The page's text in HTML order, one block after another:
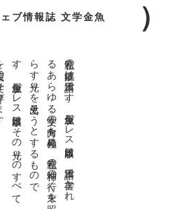
ブ情報誌 文学金魚
私達の
故郷は
日本語で
す
。
金魚屋プ
レ
ス
日本版は
、
日本語で
書か
れ
る
あ
ら
ゆ
る
文学の
方向を
見極め
、
私達の
精神の
行く
末を
照
ら
す
光り
を
見出そ
う
と
す
る
も
の
で
す
。
金魚屋プ
レ
ス
日本版は
そ
の
光り
の
す
べ
て
を
広義の
文学と
呼び
ま
す